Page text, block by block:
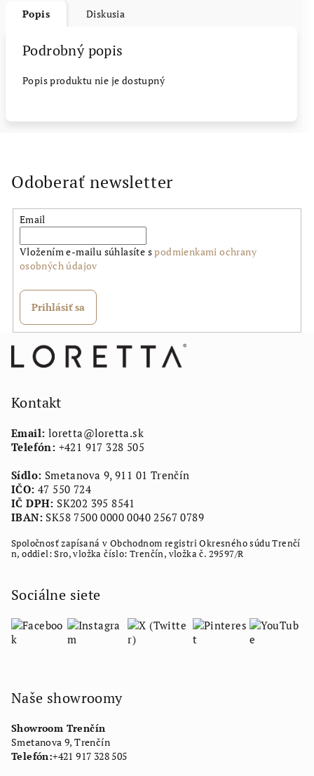
Popis Diskusia
Podrobný popis
Popis produktu nie je dostupný
Odoberať newsletter
Email
Vložením e-mailu súhlasíte spodmienkami ochrany
osobných údajov
Prihlásiť sa
Kontakt
Email: loretta@loretta.sk
Telefón: +421 917 328 505
Sídlo: Smetanova 9, 911 01 Trenčín
IČO: 47 550 724
IČ DPH: SK202 395 8541
IBAN: SK58 7500 0000 0040 2567 0789
Spoločnosť zapísaná v Obchodnom registri Okresného súdu Trenčí
n, oddiel: Sro, vložka číslo: Trenčín, vložka č. 29597/R
Sociálne siete
Naše showroomy
Showroom Trenčín
Smetanova 9, Trenčín
Telefón:+421 917 328 505